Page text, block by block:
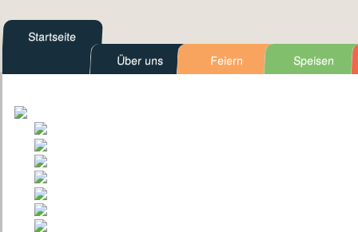
Startseite
Über uns
Feiern Speisen